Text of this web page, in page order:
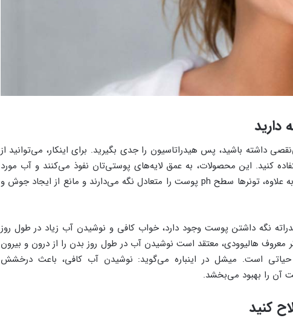
دارید
داشته باشید، پس هیدراتاسیون را جدی بگیرید. برای اینکار، می‌توانید از
کنید. این محصولات، به عمق لایه‌های پوستی‌تان نفوذ می‌کنند و آب مورد
نیاز سلول‌ها را تامین می‌نمایند. به علاوه، تونرها سطح ph پوست را متعادل نگه می‌دارند و مانع از ایجاد جوش و
نگه داشتن پوست وجود دارد، خواب کافی و نوشیدن آب زیاد در طول روز
معروف هالیوودی، معتقد است نوشیدن آب در طول روز بدن را از درون و بیرون
حیاتی است. میشل در اینباره می‌گوید: نوشیدن آب کافی، باعث درخشش
آن را بهبود می‌بخشد.
کنید